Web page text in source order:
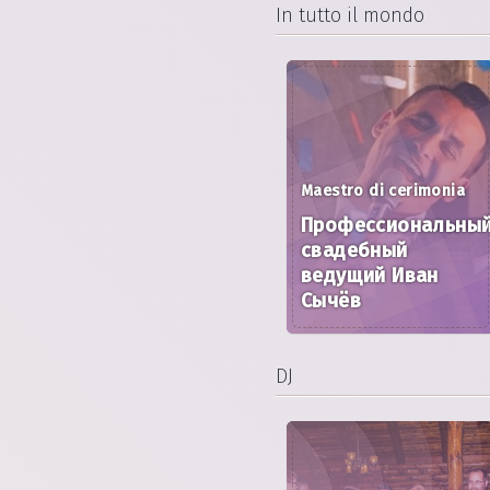
In tutto il mondo
Maestro di cerimonia
свадебный
ведущий Иван
Сычёв
DJ